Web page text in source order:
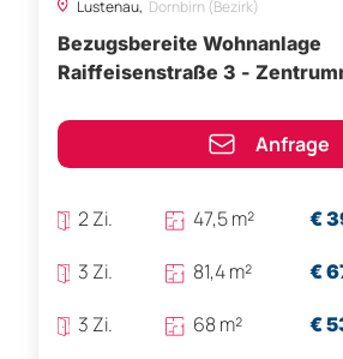
Lustenau, Dornbirn (Bezirk)
Bezugsbereite Wohnanlage
Raiffeisenstraße 3 -
Anfrage
2 Zi. 47,5 m² €
3 Zi. 81,4 m² €
3 Zi. 68 m² €